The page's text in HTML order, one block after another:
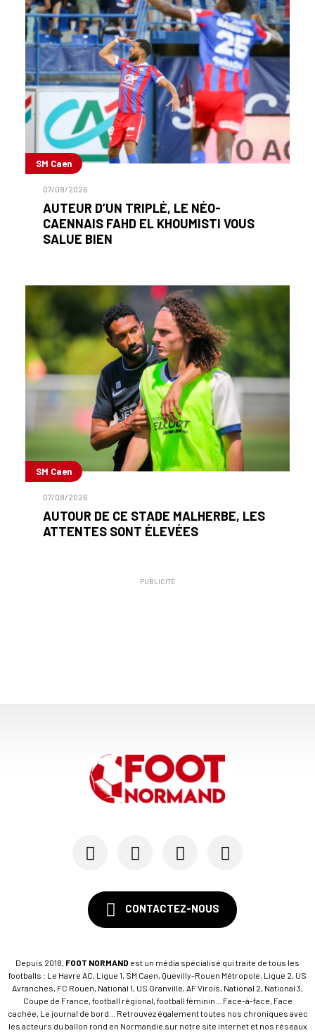
SM Caen
07/08/2026
AUTEUR D’UN TRIPLÉ, LE NÉO-
CAENNAIS FAHD EL KHOUMISTI VOUS
SALUE BIEN
SM Caen
07/08/2026
AUTOUR DE CE STADE MALHERBE, LES
ATTENTES SONT ÉLEVÉES
PUBLICITÉ
CONTACTEZ-NOUS
Depuis 2018, FOOT NORMAND est un média spécialisé qui traite de tous les
footballs : Le Havre AC, Ligue 1, SM Caen, Quevilly-Rouen Métropole, Ligue 2, US
Avranches, FC Rouen, National 1, US Granville, AF Virois, National 2, National 3,
Coupe de France, football régional, football féminin... Face-à-face, Face
cachée, Le journal de bord... Retrouvez également toutes nos chroniques avec
les acteurs du ballon rond en Normandie sur notre site internet et nos réseaux